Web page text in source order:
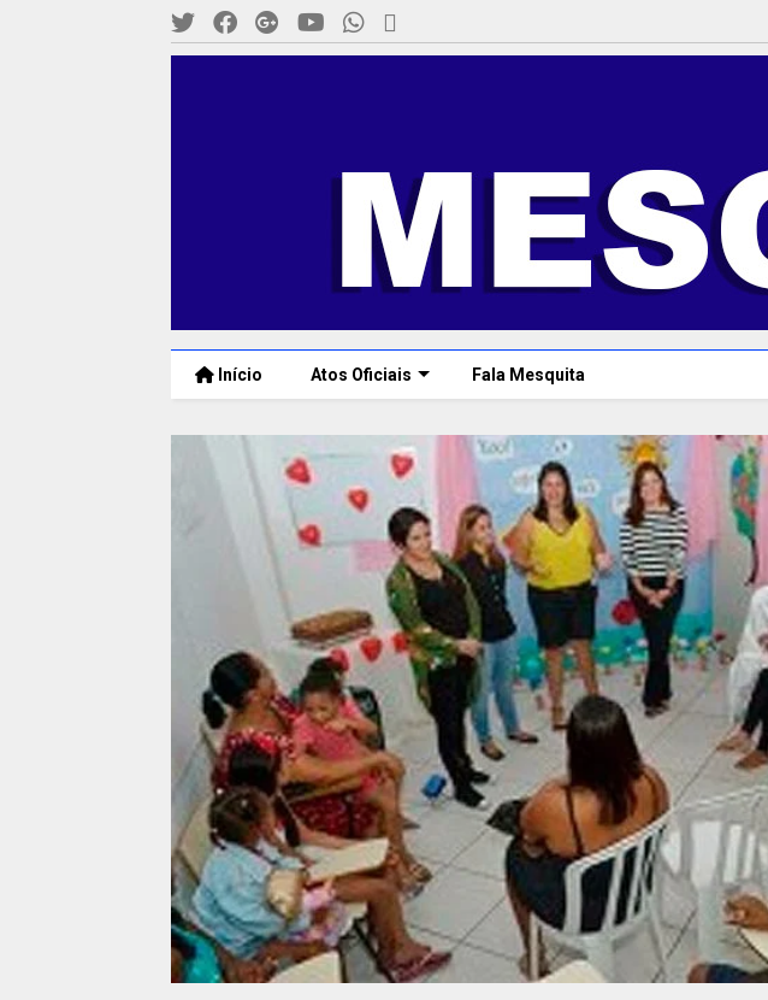
Início Atos Oficiais Fala Mesquita